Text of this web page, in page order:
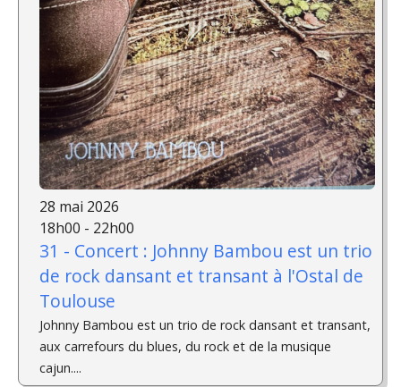
28 mai 2026
18h00 - 22h00
31 - Concert : Johnny Bambou est un trio
de rock dansant et transant à l'Ostal de
Toulouse
Johnny Bambou est un trio de rock dansant et transant,
aux carrefours du blues, du rock et de la musique
cajun....